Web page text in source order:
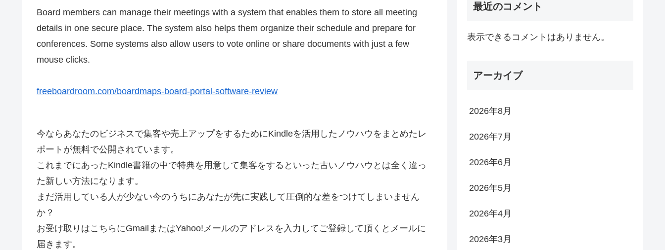
Board members can manage their meetings with a system that enables them to store all meeting
details in one secure place. The system also helps them organize their schedule and prepare for
conferences. Some systems also allow users to vote online or share documents with just a few
mouse clicks.
freeboardroom.com/boardmaps-board-portal-software-review
今ならあなたのビジネスで集客や売上アップをするためにKindleを活用したノウハウをまとめたレ
ポートが無料で公開されています。
これまでにあったKindle書籍の中で特典を用意して集客をするといった古いノウハウとは全く違っ
た新しい方法になります。
まだ活用している人が少ない今のうちにあなたが先に実践して圧倒的な差をつけてしまいません
か？
お受け取りはこちらにGmailまたはYahoo!メールのアドレスを入力してご登録して頂くとメールに
届きます。
最近のコメント
表示できるコメントはありません。
アーカイブ
2026年8月
2026年7月
2026年6月
2026年5月
2026年4月
2026年3月